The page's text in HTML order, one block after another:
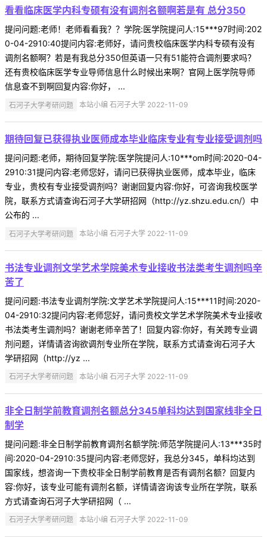
看看临床医学内科专硕有没有调剂名额啊若是有 总分350
提问问题:老师！老师看看我？？学院:医学院提问人:15***97时间:202
0-04-2910:40提问内容:老师好，请问贵校临床医学内科专硕有没有
调剂名额啊？若是有我总分350但英语一只有51能符合调剂要求吗？
还有贵校临床医学专业导师信息什么时候出来啊？官网上医学院导师
信息查不到啊回复内容:你好， ...
石河子大学考研问题 本站小编 石河子大学 2022-11-09
期待回复已获得执业医师成本毕业临床专业有专业接受调剂吗
提问问题:老师，期待回复学院:医学院提问人:10***om时间:2020-04-
2910:31提问内容:老师您好，请问已获得执业医师，成本毕业，临床
专业，贵校有专业接受调剂吗？谢谢回复内容:你好，可咨询我校医学
院，联系方式请查询石河子大学研招网（http://yz.shzu.edu.cn/）中
公布的 ...
石河子大学考研问题 本站小编 石河子大学 2022-11-09
书法专业调剂文学艺术学院美术专业接收书法类考生调剂吗辛
苦了
提问问题:书法专业调剂学院:文学艺术学院提问人:15***11时间:2020-
04-2910:32提问内容:老师您好，请问贵校文学艺术学院美术专业接收
书法类考生调剂吗？谢谢老师辛苦了！回复内容:你好，有关跨专业调
剂问题，详情请咨询欲调剂专业所在学院，联系方式请查询石河子大
学研招网（http://yz ...
石河子大学考研问题 本站小编 石河子大学 2022-11-09
非全日制学前教育调剂名额总分345单科均达到国家线非全日
制学
提问问题:非全日制学前教育调剂名额学院:师范学院提问人:13***35时
间:2020-04-2910:35提问内容:老师您好，我总分345，单科均达到
国家线，想咨询一下贵校非全日制学前教育是否有调剂名额？回复内
容:你好，该专业可能有调剂名额，详情请咨询该专业所在学院，联系
方式请查询石河子大学研招网（ ...
石河子大学考研问题 本站小编 石河子大学 2022-11-09